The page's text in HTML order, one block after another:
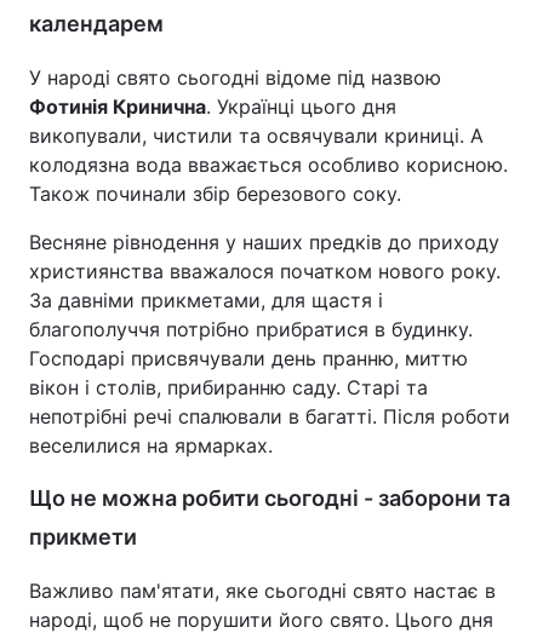
календарем
У народі свято сьогодні відоме під назвою
Фотинія Кринична. Українці цього дня
викопували, чистили та освячували криниці. А
колодязна вода вважається особливо корисною.
Також починали збір березового соку.
Весняне рівнодення у наших предків до приходу
християнства вважалося початком нового року.
За давніми прикметами, для щастя і
благополуччя потрібно прибратися в будинку.
Господарі присвячували день пранню, миттю
вікон і столів, прибиранню саду. Старі та
непотрібні речі спалювали в багатті. Після роботи
веселилися на ярмарках.
Що не можна робити сьогодні - заборони та
прикмети
Важливо пам'ятати, яке сьогодні свято настає в
народі, щоб не порушити його свято. Цього дня